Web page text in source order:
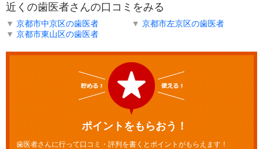
近くの歯医者さんの口コミをみる
▼ 京都市中京区の歯医者 ▼ 京都市左京区の歯医者
▼ 京都市東山区の歯医者
ポイントをもらおう！
歯医者さんに行って口コミ・評判を書くとポイントがもらえます！